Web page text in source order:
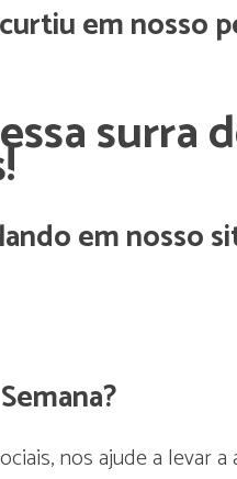
em nosso
surra
em nosso
nos ajude a levar a